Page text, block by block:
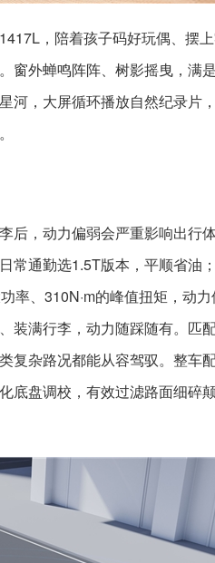
，陪着孩子码好玩偶、摆上
窗外蝉鸣阵阵、树影摇曳，满
河，大屏循环播放自然纪录片
后，动力偏弱会严重影响出行
常通勤选1.5T版本，平顺省油
率、310N·m的峰值扭矩，动
装满行李，动力随踩随有。匹
复杂路况都能从容驾驭。整车
底盘调校，有效过滤路面细碎